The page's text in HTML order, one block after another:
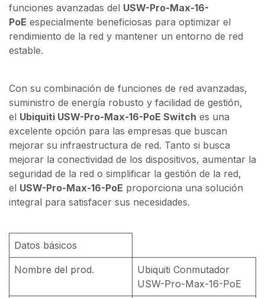
funciones avanzadas del USW-Pro-Max-16-
PoE especialmente beneficiosas para optimizar el
rendimiento de la red y mantener un entorno de red
estable.
Con su combinación de funciones de red avanzadas,
suministro de energía robusto y facilidad de gestión,
el Ubiquiti USW-Pro-Max-16-PoE Switch es una
excelente opción para las empresas que buscan
mejorar su infraestructura de red. Tanto si busca
mejorar la conectividad de los dispositivos, aumentar la
seguridad de la red o simplificar la gestión de la red,
el USW-Pro-Max-16-PoE proporciona una solución
integral para satisfacer sus necesidades.
Datos básicos
Nombre del prod.
Ubiquiti Conmutador
USW-Pro-Max-16-PoE